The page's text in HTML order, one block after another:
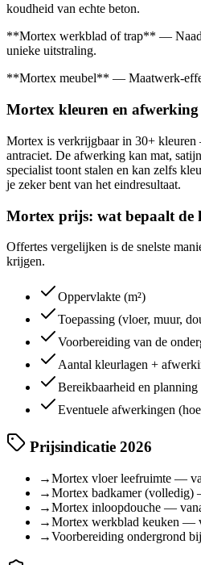
koudheid van echte beton.
**Mortex werkblad of trap** —
unieke uitstraling.
**Mortex meubel** — Maatwerk-
Mortex kleuren en afwerking
Mortex is verkrijgbaar in 30+
antraciet. De afwerking kan mat,
specialist toont stalen en kan zelfs
je zeker bent van het eindresultaat.
Mortex prijs: wat bepaalt de
Offertes vergelijken is de snelste
krijgen.
Oppervlakte (m²)
Toepassing (vloer, muur,
Voorbereiding van de
Aantal kleurlagen +
Bereikbaarheid en planning
Eventuele afwerkingen
Prijsindicatie 2026
→Mortex vloer leefruimte —
→Mortex badkamer (volledig)
→Mortex inloopdouche —
→Mortex werkblad keuken —
→Voorbereiding ondergrond